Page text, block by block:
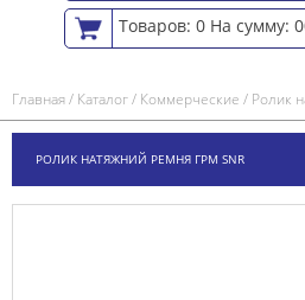
Товаров: 0 На сумму:
Главная/ Каталог/ Коммерческие / Ролик
РОЛИК НАТЯЖНИЙ РЕМНЯ ГРМ SNR